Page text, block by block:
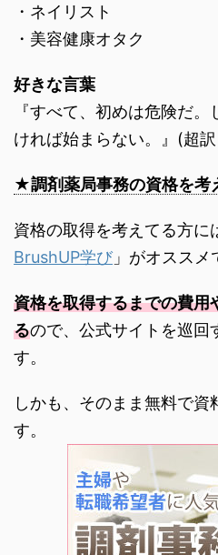
・ネイリスト
・美容健康オタク
好きな言葉
『すべて、初めは危険だ
ければ始まらない。』(超
★調剤薬局事務の資格を
資格の取得を考えてる方に
BrushUP学び」がオススメ
資格を取得するまでの費用
るので、公式サイトを巡回
す。
しかも、そのまま無料で資
す。